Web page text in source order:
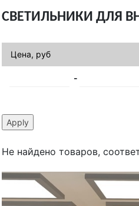
СВЕТИЛЬНИКИ ДЛЯ
Цена, руб
Не найдено товаров,